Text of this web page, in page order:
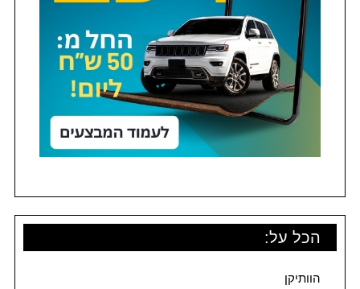
הכל על:
הוותיקן